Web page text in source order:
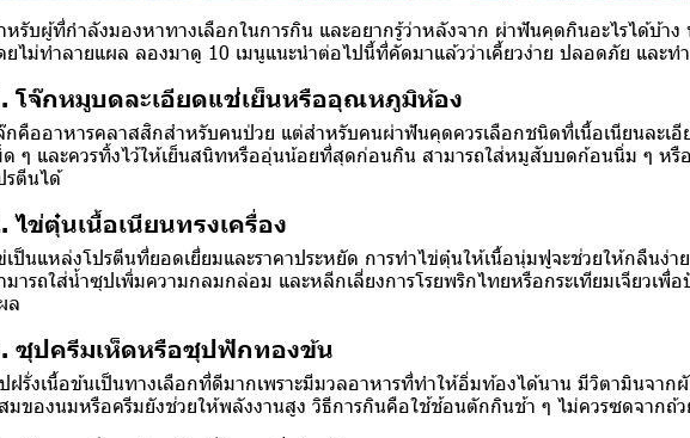
หรับผู้ที่กำลังมองหาทางเลือกในการกิน และอยากรู้ว่าหลังจาก ผ่าฟันคุดกินอะไรได้บ้า
ยไม่ทำลายแผล ลองมาดู 10 เมนูแนะนำต่อไปนี้ที่คัดมาแล้วว่าเคี้ยวง่าย ปลอดภัย และท
โจ๊กหมูบดละเอียดแช่เย็นหรืออุณหภูมิห้อง
กคืออาหารคลาสสิกสำหรับคนป่วย แต่สำหรับคนผ่าฟันคุดควรเลือกชนิดที่เนื้อเนียนละเอี
ด ๆ และควรทิ้งไว้ให้เย็นสนิทหรืออุ่นน้อยที่สุดก่อนกิน สามารถใส่หมูสับบดก้อนนิ่ม ๆ หรื
รตีนได้
ไข่ตุ๋นเนื้อเนียนทรงเครื่อง
เป็นแหล่งโปรตีนที่ยอดเยี่ยมและราคาประหยัด การทำไข่ตุ๋นให้เนื้อนุ่มฟูจะช่วยให้กลืนง่า
มารถใส่น้ำซุปเพิ่มความกลมกล่อม และหลีกเลี่ยงการโรยพริกไทยหรือกระเทียมเจียวเพื่อ
ล
ซุปครีมเห็ดหรือซุปฟักทองข้น
ฝรั่งเนื้อข้นเป็นทางเลือกที่ดีมากเพราะมีมวลอาหารที่ทำให้อิ่มท้องได้นาน มีวิตามินจาก
มของนมหรือครีมยังช่วยให้พลังงานสูง วิธีการกินคือใช้ช้อนตักกินช้า ๆ ไม่ควรซดจากถ้ว